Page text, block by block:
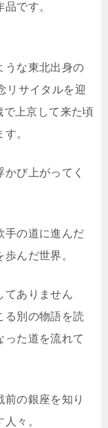
です。
うな東北出身の
リサイタルを迎
上京して来た頃
。
び上がってく
手の道に進んだ
んだ世界。
てありません
る別の物語を読
った道を流れて
の銀座を知り
々。